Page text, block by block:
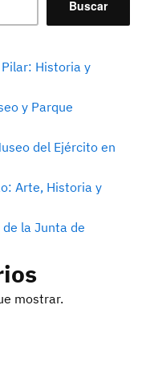
Buscar
Historia y
y Parque
del Ejército en
Arte, Historia y
la Junta de
mostrar.